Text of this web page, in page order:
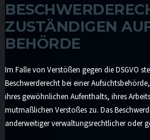
ZUSTÄNDIGEN
BEHÖRDE
Im Falle von Verstößen gegen die DSGVO
Beschwerderecht bei einer
ihres gewöhnlichen Aufenthalts, ihres
mutmaßlichen Verstoßes zu. Das
anderweitiger verwaltungsrechtlicher oder